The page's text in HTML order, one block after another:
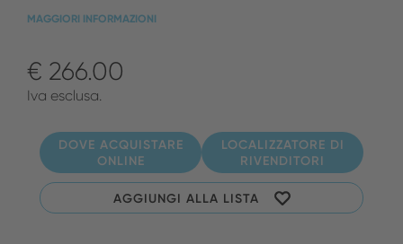
MAGGIORI INFORMAZIONI
€ 266.00
Iva esclusa.
DOVE ACQUISTARE
ONLINE
LOCALIZZATORE DI
RIVENDITORI
AGGIUNGI ALLA LISTA